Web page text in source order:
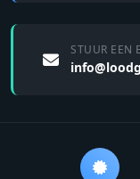
STUUR EEN